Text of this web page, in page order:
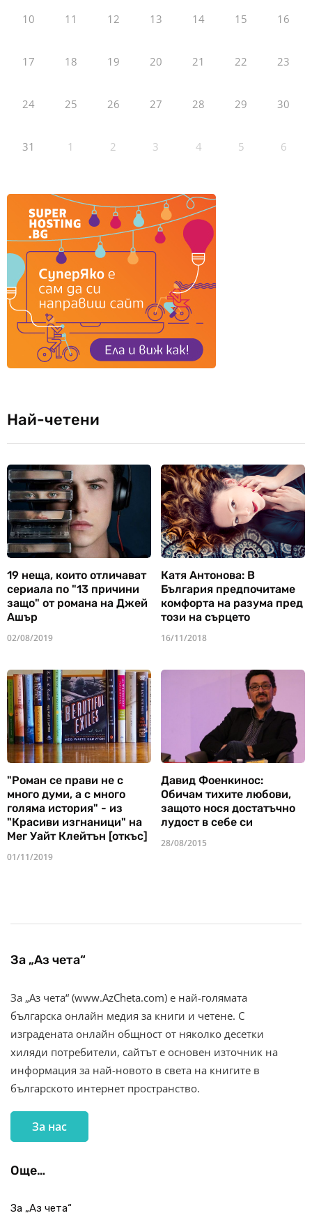
10 11 12 13 14 15 16
17 18 19 20 21 22 23
24 25 26 27 28 29 30
31 1 2 3 4 5 6
Най-четени
19 неща, които отличават
сериала по "13 причини
защо" от романа на Джей
Ашър
02/08/2019
Катя Антонова: В
България предпочитаме
комфорта на разума пред
този на сърцето
16/11/2018
"Роман се прави не с
много думи, а с много
голяма история" - из
"Красиви изгнаници" на
Мег Уайт Клейтън [откъс]
01/11/2019
Давид Фоенкинос:
Обичам тихите любови,
защото нося достатъчно
лудост в себе си
28/08/2015
За „Аз чета“
За „Аз чета“ (www.AzCheta.com) е най-голямата
българска онлайн медия за книги и четене. С
изградената онлайн общност от няколко десетки
хиляди потребители, сайтът е основен източник на
информация за най-новото в света на книгите в
българското интернет пространство.
За нас
Още…
За „Аз чета“